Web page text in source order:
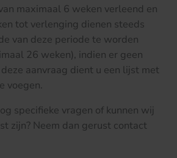
maximaal 6 weken verleend en
tot verlenging dienen steeds
van deze periode te worden
26 weken), indien er geen
aanvraag dient u een lijst met
voegen.
specifieke vragen of kunnen wij
zijn? Neem dan gerust contact